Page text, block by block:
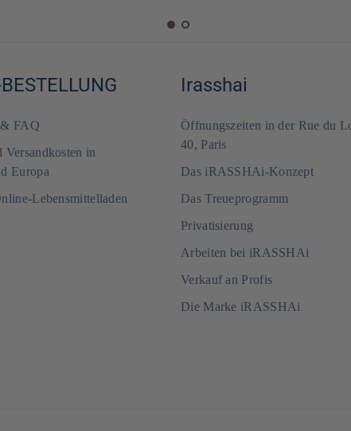
FAQ
Versandkosten in
Europa
Lebensmittelladen
Irasshai
Öffnungszeiten in der Rue du
40, Paris
Das iRASSHAi-Konzept
Das Treueprogramm
Privatisierung
Arbeiten bei iRASSHAi
Verkauf an Profis
Die Marke iRASSHAi